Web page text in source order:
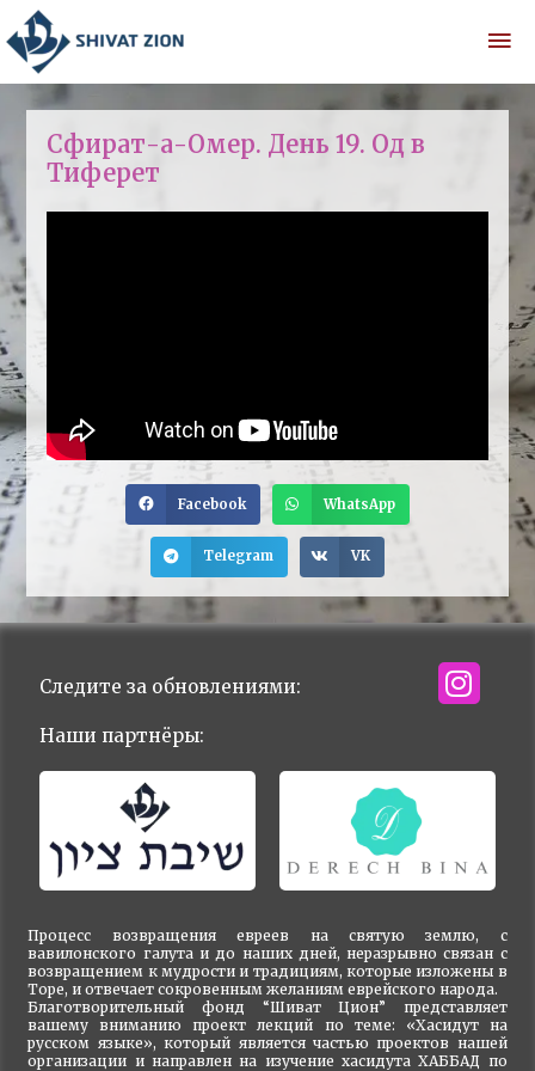
Сфират-а-Омер. День 19. Од в
Тиферет
Facebook WhatsApp
Telegram VK
Процесс возвращения евреев на святую землю, с
вавилонского галута и до наших дней, неразрывно связан с
возвращением к мудрости и традициям, которые изложены в
Торе, и отвечает сокровенным желаниям еврейского народа.
Благотворительный фонд “Шиват Цион” представляет
вашему вниманию проект лекций по теме: «Хасидут на
русском языке», который является частью проектов нашей
организации и направлен на изучение хасидута ХАББАД по
Следите за обновлениями:
Наши партнёры: